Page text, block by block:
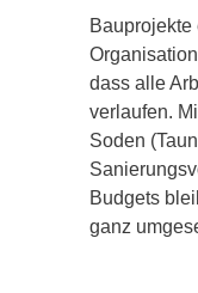
dass alle
verlaufen.
Soden
Budgets
ganz